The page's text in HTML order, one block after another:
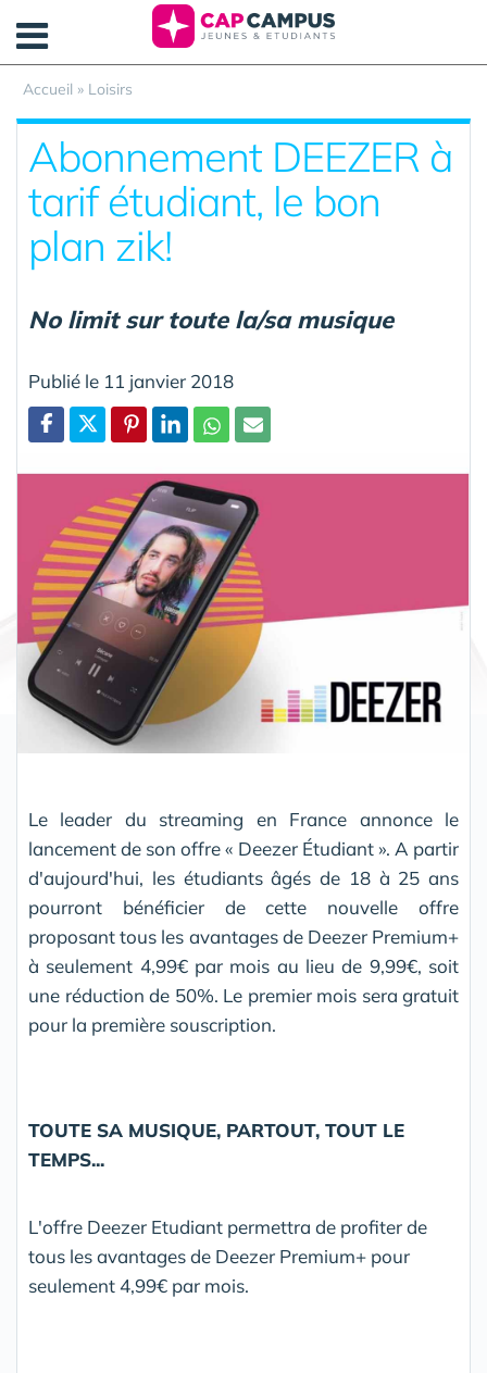
Accueil » Loisirs
Abonnement DEEZER à
tarif étudiant, le bon
plan zik!
No limit sur toute la/sa musique
Publié le 11 janvier 2018
Le leader du streaming en France annonce le
lancement de son offre « Deezer Étudiant ». A partir
d'aujourd'hui, les étudiants âgés de 18 à 25 ans
pourront bénéficier de cette nouvelle offre
proposant tous les avantages de Deezer Premium+
à seulement 4,99€ par mois au lieu de 9,99€, soit
une réduction de 50%. Le premier mois sera gratuit
pour la première souscription.
TOUTE SA MUSIQUE, PARTOUT, TOUT LE
TEMPS...
L'offre Deezer Etudiant permettra de profiter de
tous les avantages de Deezer Premium+ pour
seulement 4,99€ par mois.
Panneau de gestion des cookies